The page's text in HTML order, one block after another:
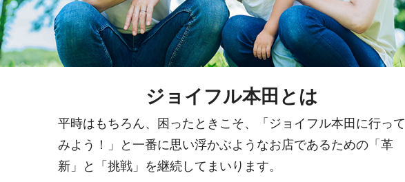
ジョイフル本田とは
平時はもちろん、困ったときこそ、「ジョイフル本田に行って
みよう！」と一番に思い浮かぶようなお店であるための「革
新」と「挑戦」を継続してまいります。